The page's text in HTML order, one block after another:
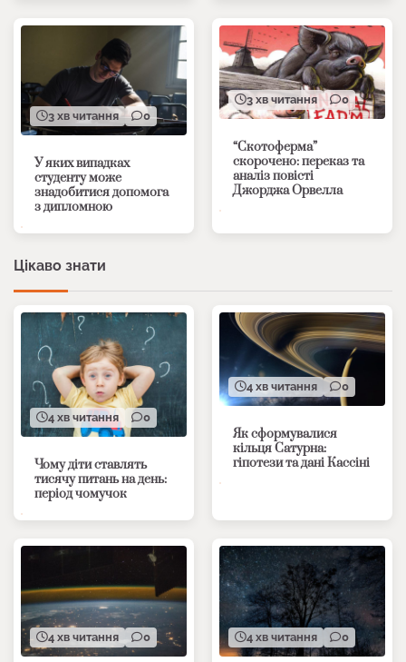
3 хв читання 0
У яких випадках
студенту може
знадобитися допомога
з дипломною
3 хв читання 0
“Скотоферма”
скорочено: переказ та
аналіз повісті
Джорджа Орвелла
Цікаво знати
4 хв читання 0
Чому діти ставлять
тисячу питань на день:
період чомучок
4 хв читання 0
Як сформувалися
кільця Сатурна:
гіпотези та дані Кассіні
4 хв читання 0 4 хв читання 0